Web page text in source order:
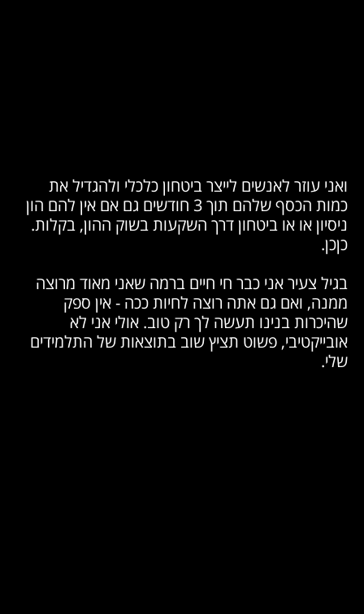
ואני עוזר לאנשים לייצר ביטחון כלכלי ולהגדיל את
כמות הכסף שלהם תוך 3 חודשים גם אם אין להם הון
ניסיון או או ביטחון דרך השקעות בשוק ההון, בקלות.
כןכן.
בגיל צעיר אני כבר חי חיים ברמה שאני מאוד מרוצה
ממנה, ואם גם אתה רוצה לחיות ככה - אין ספק
שהיכרות בנינו תעשה לך רק טוב. אולי אני לא
אובייקטיבי, פשוט תציץ שוב בתוצאות של התלמידים
שלי.